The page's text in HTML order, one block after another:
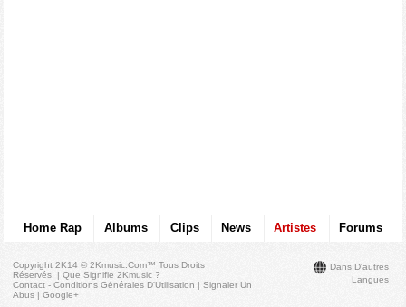
Home Rap Albums Clips News Artistes Forums
Dans D'autres
Langues
Copyright 2K14 © 2Kmusic.com™Tous Droits
Réservés . |Que Signifie 2Kmusic ?
Contact - Conditions Générales D'Utilisation |Signaler Un
Abus |Google+